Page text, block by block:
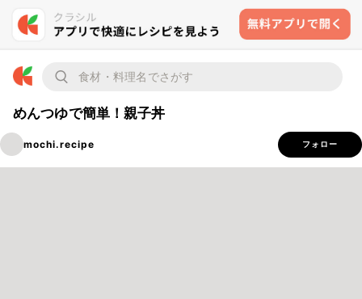
めんつゆで簡単！親子丼
mochi.recipe フォロー